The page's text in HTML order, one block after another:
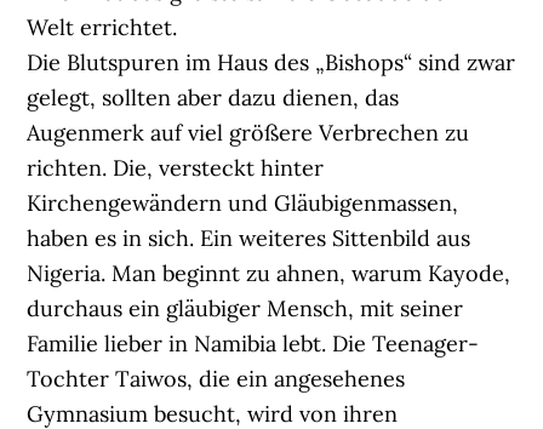
Welt errichtet.
Die Blutspuren im Haus des „Bishops“ sind zwar
gelegt, sollten aber dazu dienen, das
Augenmerk auf viel größere Verbrechen zu
richten. Die, versteckt hinter
Kirchengewändern und Gläubigenmassen,
haben es in sich. Ein weiteres Sittenbild aus
Nigeria. Man beginnt zu ahnen, warum Kayode,
durchaus ein gläubiger Mensch, mit seiner
Familie lieber in Namibia lebt. Die Teenager-
Tochter Taiwos, die ein angesehenes
Gymnasium besucht, wird von ihren